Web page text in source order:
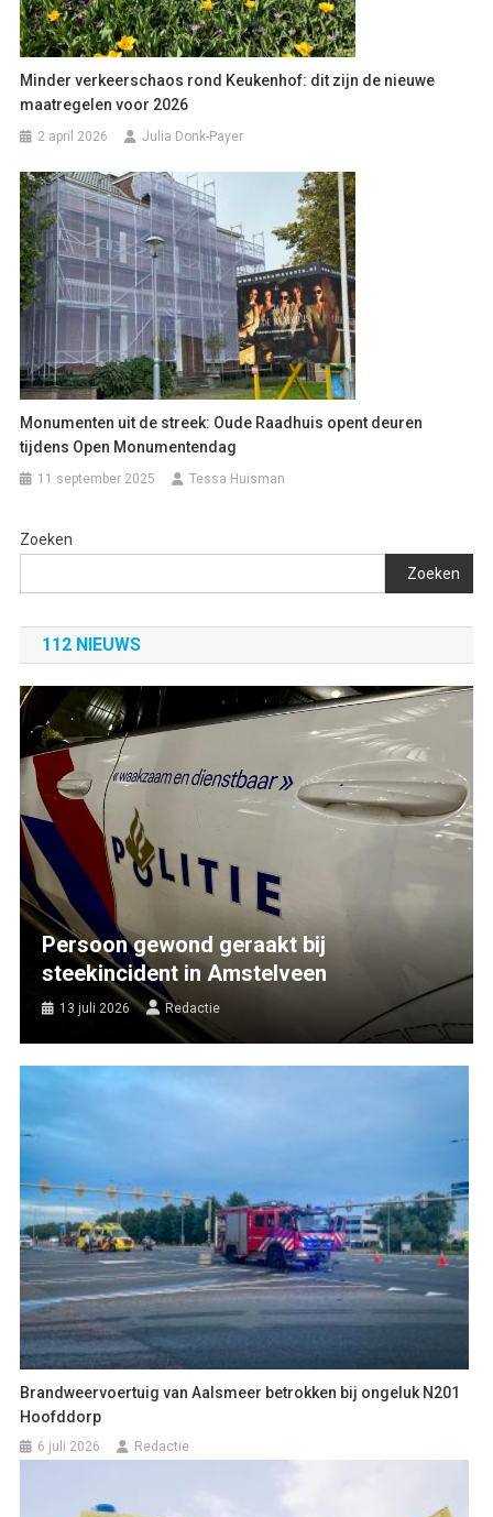
Minder verkeerschaos rond Keukenhof: dit zijn de nieuwe
maatregelen voor 2026
2 april 2026 Julia Donk-Payer
Monumenten uit de streek: Oude Raadhuis opent deuren
tijdens Open Monumentendag
11 september 2025 Tessa Huisman
Zoeken
Zoeken
112 NIEUWS
Persoon gewond geraakt bij
steekincident in Amstelveen
13 juli 2026 Redactie
Brandweervoertuig van Aalsmeer betrokken bij ongeluk N201
Hoofddorp
6 juli 2026 Redactie